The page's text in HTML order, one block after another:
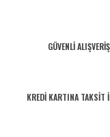
GÜVENLİ ALIŞVERİŞ
KREDİ KARTINA TAKSİT